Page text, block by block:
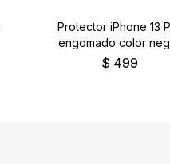
Protector iPhone 13
engomado color
$ 499